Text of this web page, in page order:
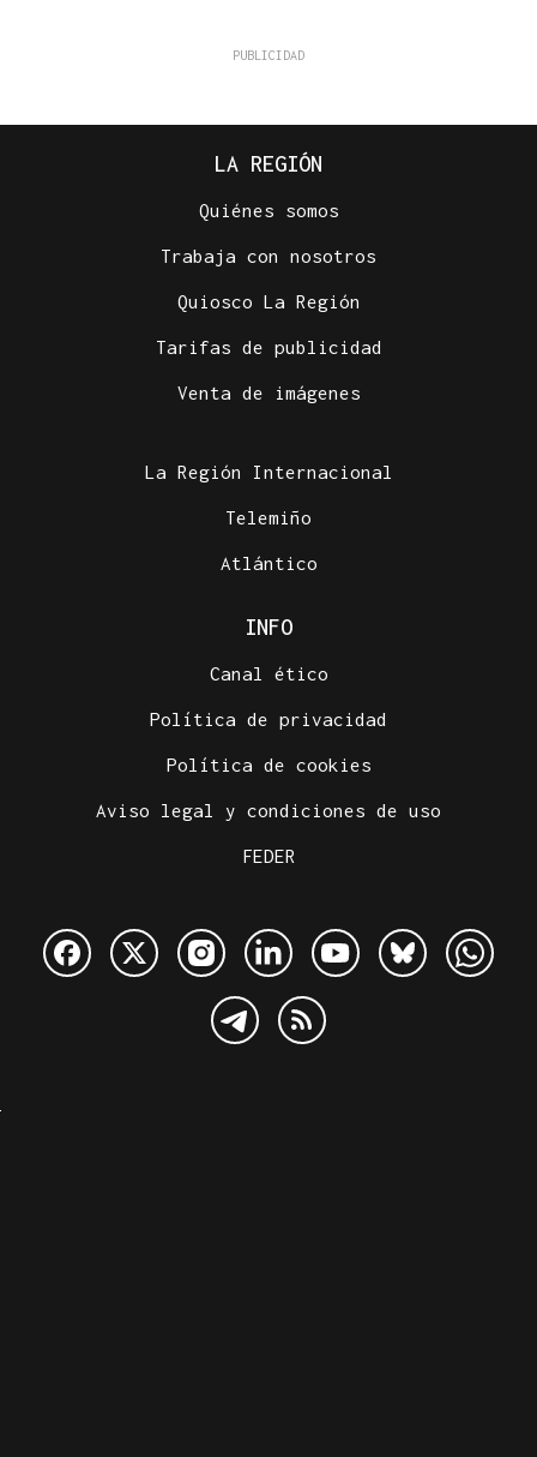
LA REGIÓN
Quiénes somos
Trabaja con nosotros
Quiosco La Región
Tarifas de publicidad
Venta de imágenes
La Región Internacional
Telemiño
Atlántico
INFO
Canal ético
Política de privacidad
Política de cookies
Aviso legal y condiciones de uso
FEDER